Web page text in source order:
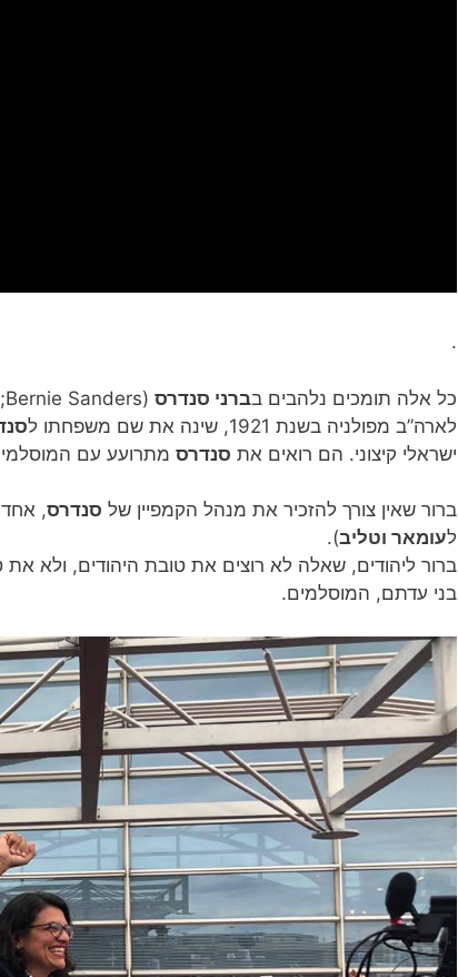
.
כל אלה תומכים נלהבים בברני סנדרס (Bernie Sanders; במקור
לארה”ב מפולניה בשנת 1921, שינה את שם משפחתו ל
ישראלי קיצוני. הם רואים את סנדרס מתרועע עם
ברור שאין צורך להזכיר את מנהל הקמפיין של סנדרס,
לעומאר וטליב).
ברור ליהודים, שאלה לא רוצים את טובת היהודים, ולא
בני עדתם, המוסלמים.